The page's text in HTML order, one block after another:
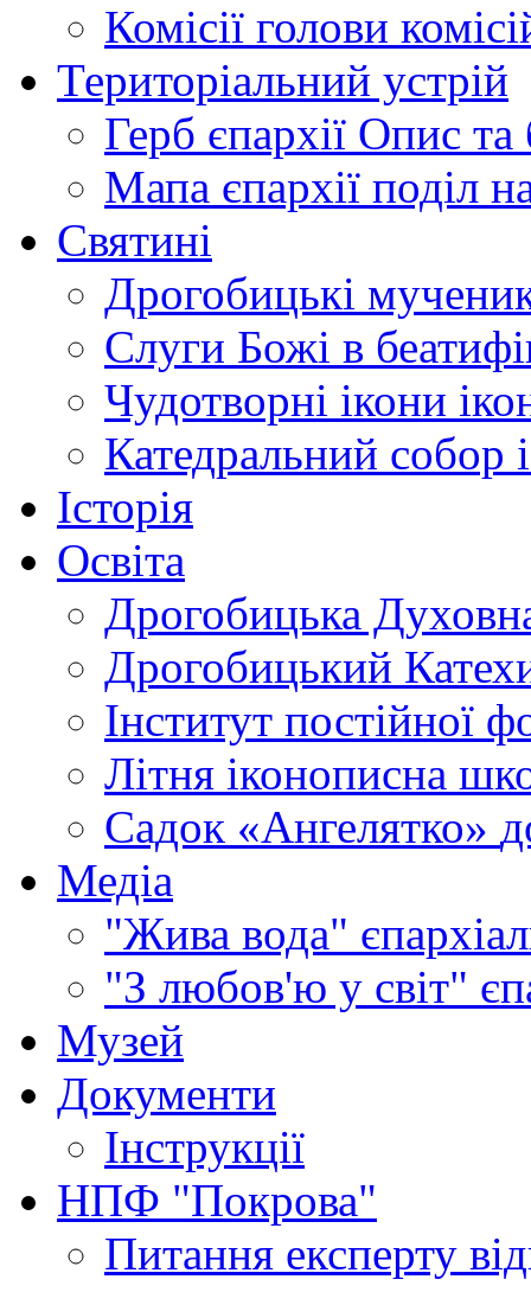
Комісії голови
Територіальний устрій
Герб єпархії Опис та
Мапа єпархії поділ
Святині
Дрогобицькі
Слуги Божі в
Чудотворні ікони
Катедральний собор
Історія
Освіта
Дрогобицька
Дрогобицький
Інститут постійної
Літня іконописна
Садок «Ангелятко»
Медіа
"Жива вода"
"З любов'ю у світ"
Музей
Документи
Інструкції
НПФ "Покрова"
Питання експерту